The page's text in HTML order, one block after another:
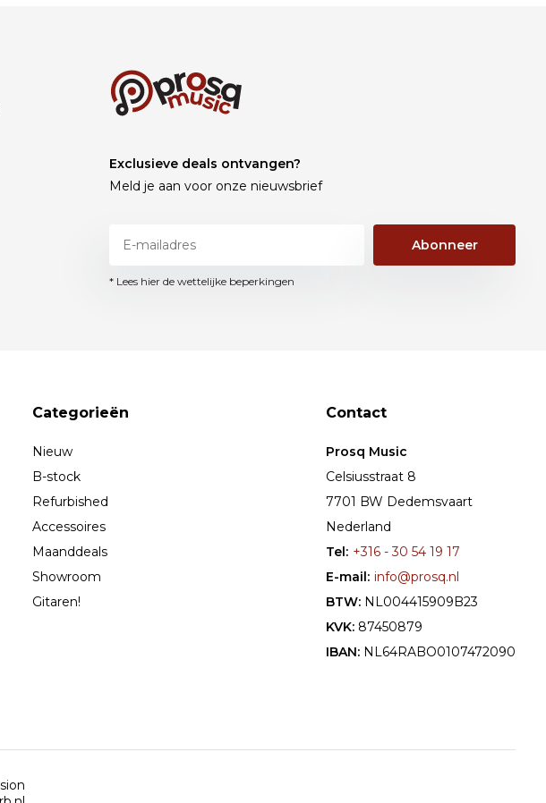
Exclusieve deals ontvangen?
Meld je aan voor onze nieuwsbrief
Abonneer
* Lees hier de wettelijke beperkingen
Categorieën
Nieuw
B-stock
Refurbished
Accessoires
Maanddeals
Showroom
Gitaren!
Contact
Prosq Music
Celsiusstraat 8
7701 BW Dedemsvaart
Nederland
Tel: +316 - 30 54 19 17
E-mail: info@prosq.nl
BTW: NL004415909B23
KVK: 87450879
IBAN: NL64RABO0107472090